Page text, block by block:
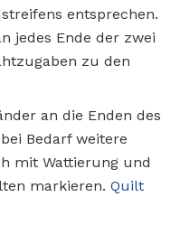
entsprechen.
jedes Ende der zwei
zu den
an die Enden des
Bedarf weitere
mit Wattierung und
markieren. Quilt